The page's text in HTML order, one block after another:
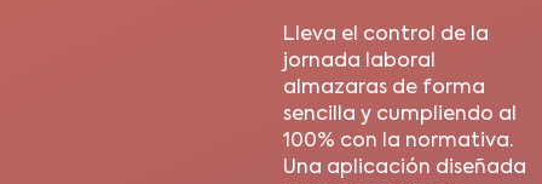
Lleva el control de la
jornada laboral
almazaras de forma
sencilla y cumpliendo al
100% con la normativa.
Una aplicación diseñada